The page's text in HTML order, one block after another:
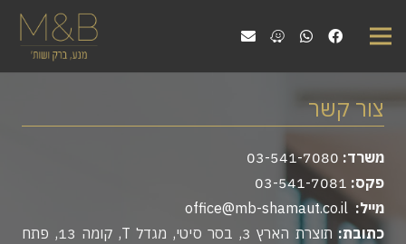
צור קשר
משרד: 03-541-7080
פקס: 03-541-7081
מייל: office@mb-shamaut.co.il
כתובת:
תוצרת הארץ 3, בסר סיטי, מגדל T, קומה 13, פתח